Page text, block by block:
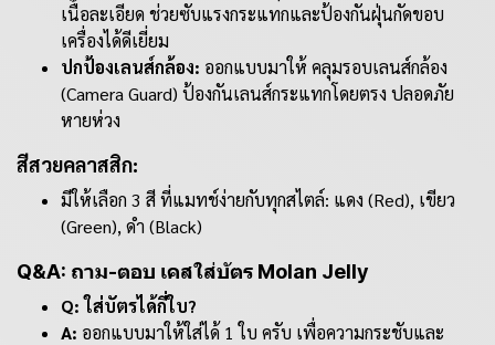
เนื้อละเอียด ช่วยซับแรงกระแทกและป้องกันฝุ่นกัดขอบ
เครื่องได้ดีเยี่ยม
ปกป้องเลนส์กล้อง: ออกแบบมาให้ คลุมรอบเลนส์กล้อง
(Camera Guard) ป้องกันเลนส์กระแทกโดยตรง ปลอดภัย
หายห่วง
สีสวยคลาสสิก:
มีให้เลือก 3 สี ที่แมทช์ง่ายกับทุกสไตล์: แดง (Red), เขียว
(Green), ดำ (Black)
Q&A: ถาม-ตอบ เคสใส่บัตร Molan Jelly
Q: ใส่บัตรได้กี่ใบ?
A: ออกแบบมาให้ใส่ได้ 1 ใบ ครับ เพื่อความกระชับและ